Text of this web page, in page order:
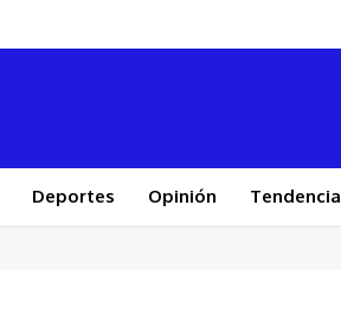
Deportes Opinión Tendencia